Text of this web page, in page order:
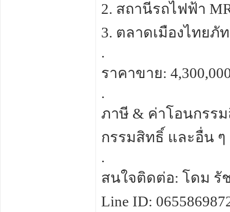
2. สถานีรถไฟฟ้า
3. ตลาดเมืองไทยภั
.
ราคาขาย:
.
ภาษี & ค่าโอนกรร
กรรมสิทธิ์ และอื่น ๆ
.
สนใจติดต่อ: โดม รัช
Line ID: